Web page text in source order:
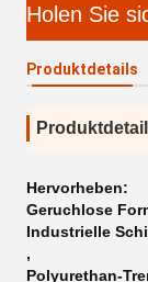
Holen Sie
Produktdetails
Hervorheben:
Geruchlose
Industrielle
,
Polyurethan-